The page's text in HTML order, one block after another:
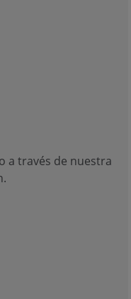
a través de nuestra